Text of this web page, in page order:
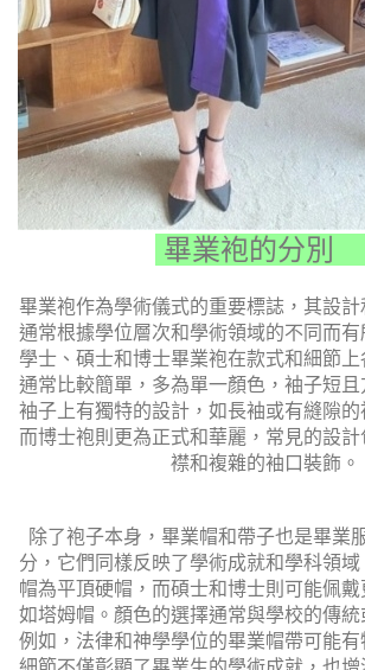
畢業袍的分別
畢業袍作為學術儀式的重要標誌，其設計
通常根據學位層次和學術領域的不同而有
學士、碩士和博士畢業袍在款式和細節
通常比較簡單，多為單一顏色，袖子短
袖子上有獨特的設計，如長袖或有縫隙的
而博士袍則更為正式和華麗，常見的設
襟和複雜的袖口裝飾。
除了袍子本身，畢業帽和帶子也是畢業
分，它們同樣反映了學術成就和學科領
帽為平頂硬帽，而碩士和博士則可能佩戴
如塔姆帽。顏色的選擇通常與學校的傳統
例如，法律和神學學位的畢業帽帶可能